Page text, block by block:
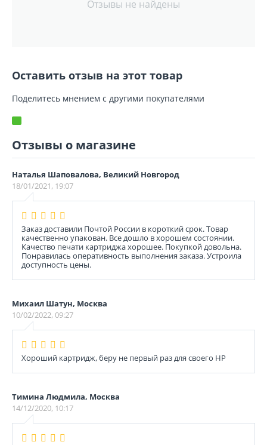
Отзывы не найдены
Оставить отзыв на этот товар
Поделитесь мнением с другими покупателями
Отзывы о магазине
Наталья Шаповалова, Великий Новгород
18/01/2021, 19:07
Заказ доставили Почтой России в короткий срок. Товар
качественно упакован. Все дошло в хорошем состоянии.
Качество печати картриджа хорошее. Покупкой довольна.
Понравилась оперативность выполнения заказа. Устроила
доступность цены.
Михаил Шатун, Москва
10/02/2022, 09:27
Хороший картридж, беру не первый раз для своего НР
Тимина Людмила, Москва
14/12/2020, 10:17